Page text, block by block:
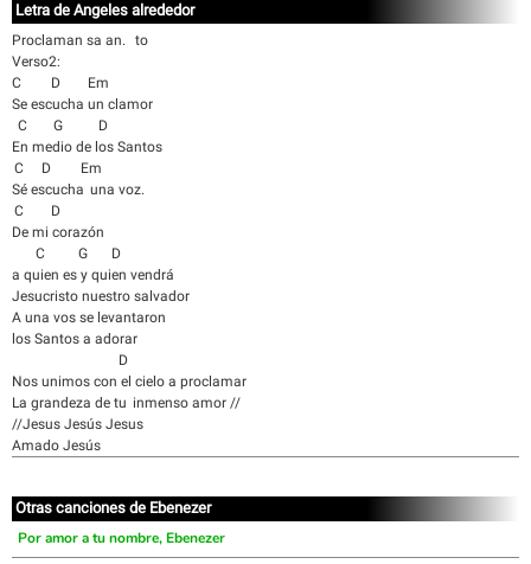
Letra de Angeles alrededor
Proclaman sa an. to
Verso2:
C D Em
Se escucha un clamor
C G D
En medio de los Santos
C D Em
Sé escucha una voz.
C D
De mi corazón
C G D
a quien es y quien vendrá
Jesucristo nuestro salvador
A una vos se levantaron
los Santos a adorar
D
Nos unimos con el cielo a proclamar
La grandeza de tu inmenso amor //
//Jesus Jesús Jesus
Amado Jesús
Otras canciones de Ebenezer
Por amor a tu nombre, Ebenezer